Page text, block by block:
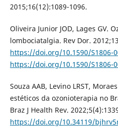
2015;16(12):1089-1096.
Oliveira Junior JOD, Lages GV.
lombociatalgia. Rev Dor.
https://doi.org/10.1590/S1806-
https://doi.org/10.1590/S1806-
Souza AAB, Levino LRST,
estéticos da ozonioterapia no
Braz J Health Rev.
https://doi.org/10.34119/